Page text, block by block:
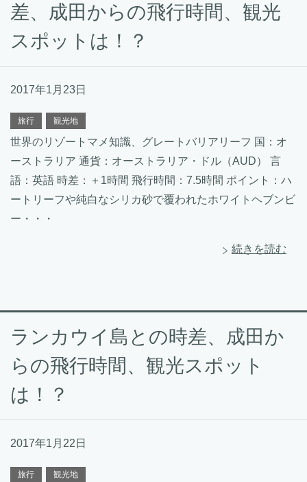
差、成田からの飛行時間、観光
スポットは！？
2017年1月23日
旅行 観光地
世界のリゾートマメ知識、グレートバリアリーフ 国：オ
ーストラリア 通貨：オーストラリア・ドル（AUD） 言
語：英語 時差：＋1時間 飛行時間：7.5時間 ポイント：ハ
ートリーフや純白なシリカ砂で覆われたホワイトヘブンビ
ー・・・
続きを読む
ランカウイ島との時差、成田か
らの飛行時間、観光スポット
は！？
2017年1月22日
旅行 観光地